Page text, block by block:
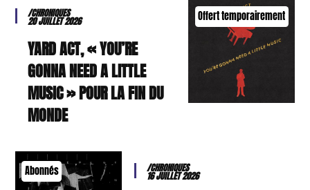
Offert temporairement
/CHRONIQUES
20 JUILLET 2026
YARD ACT, « YOU’RE
GONNA NEED A LITTLE
MUSIC » POUR LA FIN DU
MONDE
Abonnés /CHRONIQUES
16 JUILLET 2026